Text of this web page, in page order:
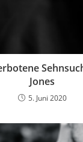
Jones
5. Juni 2020